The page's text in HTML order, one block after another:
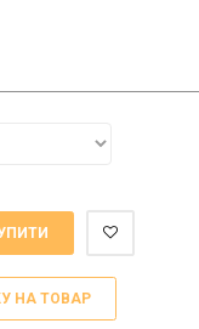
НА ТОВАР